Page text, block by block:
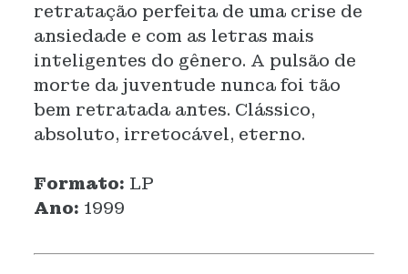
retratação perfeita de uma crise de
ansiedade e com as letras mais
inteligentes do gênero. A pulsão de
morte da juventude nunca foi tão
bem retratada antes. Clássico,
absoluto, irretocável, eterno.
Formato: LP
Ano: 1999